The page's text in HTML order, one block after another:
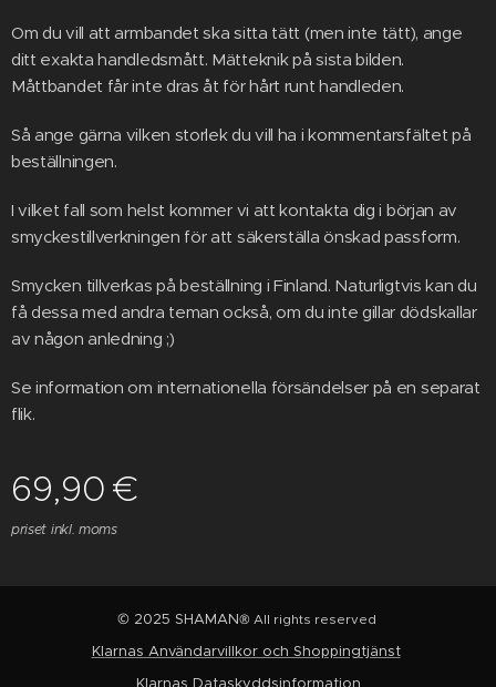
Om du vill att armbandet ska sitta tätt (men inte tätt), ange
ditt exakta handledsmått. Mätteknik på sista bilden.
Måttbandet får inte dras åt för hårt runt handleden.
Så ange gärna vilken storlek du vill ha i kommentarsfältet på
beställningen.
I vilket fall som helst kommer vi att kontakta dig i början av
smyckestillverkningen för att säkerställa önskad passform.
Smycken tillverkas på beställning i Finland. Naturligtvis kan du
få dessa med andra teman också, om du inte gillar dödskallar
av någon anledning ;)
Se information om internationella försändelser på en separat
flik.
69,90 €
priset inkl. moms
© 2025 SHAMAN® All rights reserved
Klarnas Användarvillkor och Shoppingtjänst
Klarnas Dataskyddsinformation